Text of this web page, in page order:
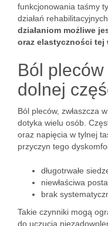
funkcjonowania taśmy
działań
działaniom możliwe
oraz elastyczności tej
Ból
dolnej
Ból pleców, zwłaszcza
dotyka wielu osób.
oraz napięcia w tylnej
przyczyn tego
długotrwałe
niewłaściwa
brak
Takie czynniki mogą
do uczucia